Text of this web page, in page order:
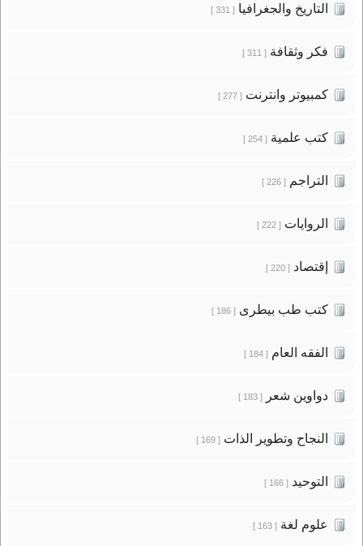
التاريخ والجغرافيا[ 331 ]
فكر وثقافة[ 311 ]
كمبيوتر وانترنت[ 277 ]
كتب علمية[ 254 ]
التراجم[ 226 ]
الروايات[ 222 ]
إقتصاد[ 220 ]
كتب طب بيطرى[ 186 ]
الفقه العام[ 184 ]
دواوين شعر[ 183 ]
النجاح وتطوير الذات[ 169 ]
التوحيد[ 166 ]
علوم لغة[ 163 ]